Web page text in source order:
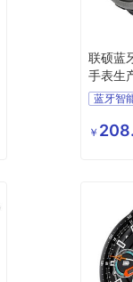
联硕蓝
手表生
蓝牙智
智能女
￥